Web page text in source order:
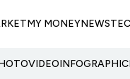
MY MONEYNEWS
VIDEOINFOGRAPHIC